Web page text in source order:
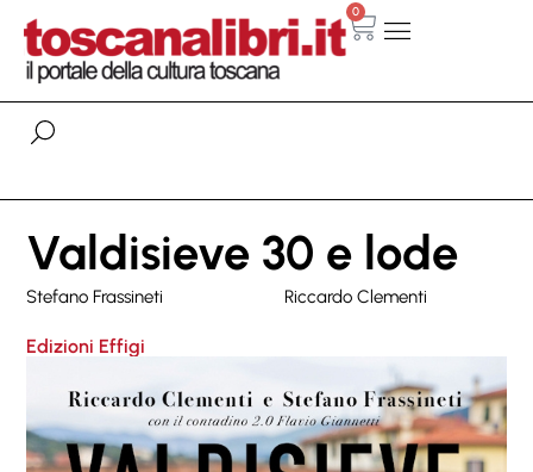
0
Valdisieve 30 e lode
Stefano Frassineti Riccardo Clementi
Edizioni Effigi